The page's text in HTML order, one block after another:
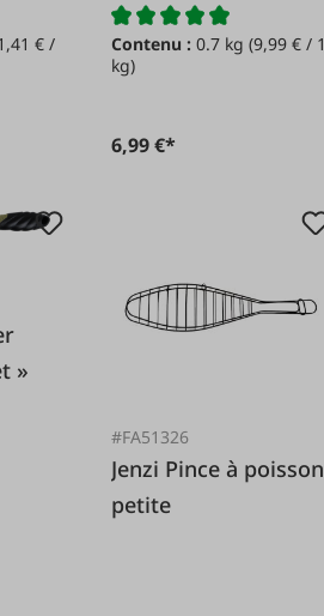
€ /
de Provence
Contenu :0.7 kg(9,99 € / 1
kg)
6,99 €*
»
#FA51326
Jenzi Pince à poisson
petite